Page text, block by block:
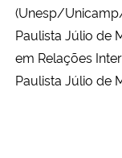
(Unesp/
Paulista Júlio de
em Relações
Paulista Júlio de